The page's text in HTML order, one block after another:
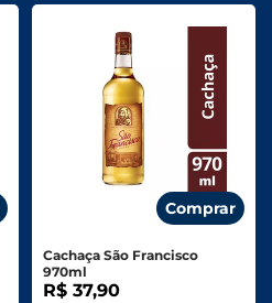
Comprar
Cachaça São Francisco
970ml
R$ 37,90